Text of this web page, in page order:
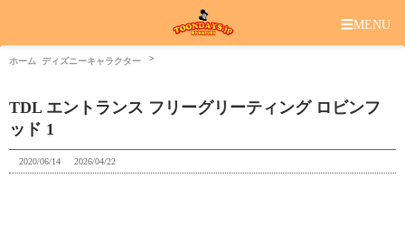
☰MENU
ホーム ディズニーキャラクター
TDL エントランス フリーグリーティング ロビンフ
ッド 1
2020/06/14 2026/04/22